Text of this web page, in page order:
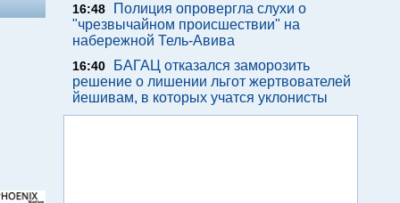
16:48
Полиция опровергла слухи о
"чрезвычайном происшествии" на
набережной Тель-Авива
16:40
БАГАЦ отказался заморозить
решение о лишении льгот жертвователей
йешивам, в которых учатся уклонисты